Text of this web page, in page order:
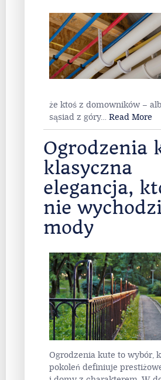
że ktoś z domowników –
sąsiad z góry… Read More
Ogrodzenia
klasyczna
elegancja,
nie
mody
Ogrodzenia kute to wybór,
pokoleń definiuje